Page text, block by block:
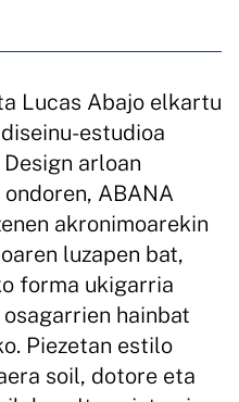
Lucas Abajo elkartu
estudioa
arloan
ABANA
akronimoarekin
luzapen bat,
forma ukigarria
hainbat
Piezetan estilo
soil, dotore eta